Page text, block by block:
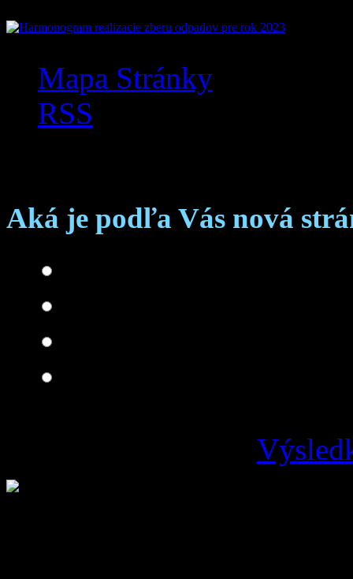
Mapa Stránky
RSS
Aká je podľa Vás nová